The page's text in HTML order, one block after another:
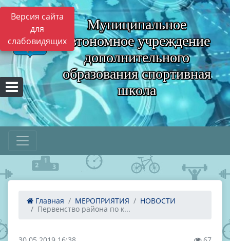
Версия сайта
для
слабовидящих
Муниципальное
автономное учреждение
дополнительного
образования спортивная
школа
Главная МЕРОПРИЯТИЯ
НОВОСТИ
Первенство района по к...